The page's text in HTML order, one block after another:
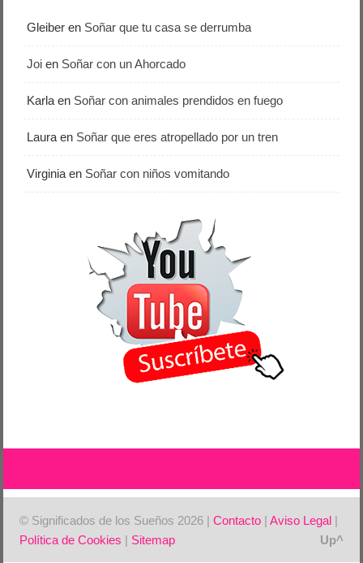
Gleiber en Soñar que tu casa se derrumba
Joi en Soñar con un Ahorcado
Karla en Soñar con animales prendidos en fuego
Laura en Soñar que eres atropellado por un tren
Virginia en Soñar con niños vomitando
© Significados de los Sueños 2026 |Contacto |Aviso Legal |
Política de Cookies | Sitemap